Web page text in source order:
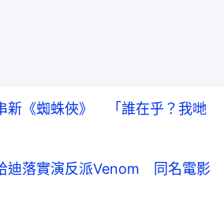
新《蜘蛛俠》 「誰在乎？我哋
迪落實演反派Venom 同名電影